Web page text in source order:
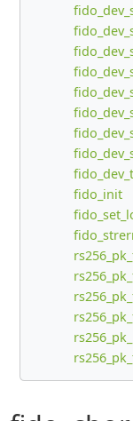
fido_init